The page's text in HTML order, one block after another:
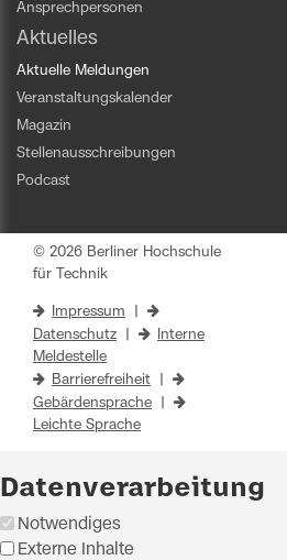
Ansprechpersonen
Aktuelles
Aktuelle Meldungen
Veranstaltungskalender
Magazin
Stellenausschreibungen
Podcast
© 2026 Berliner Hochschule
für Technik
Impressum
Datenschutz
Interne
Meldestelle
Barrierefreiheit
Gebärdensprache
Leichte Sprache
Datenverarbeitung
Notwendiges
Externe Inhalte